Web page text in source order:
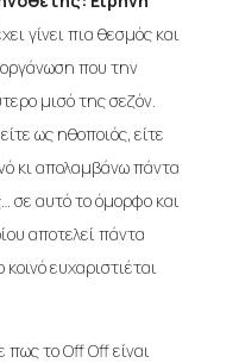
γίνει πια θεσμός και
που την
μισό της σεζόν.
ως ηθοποιός, είτε
κι απολαμβάνω πάντα
σε αυτό το όμορφο και
αποτελεί πάντα
ευχαριστιέται
πως το Off Off είναι